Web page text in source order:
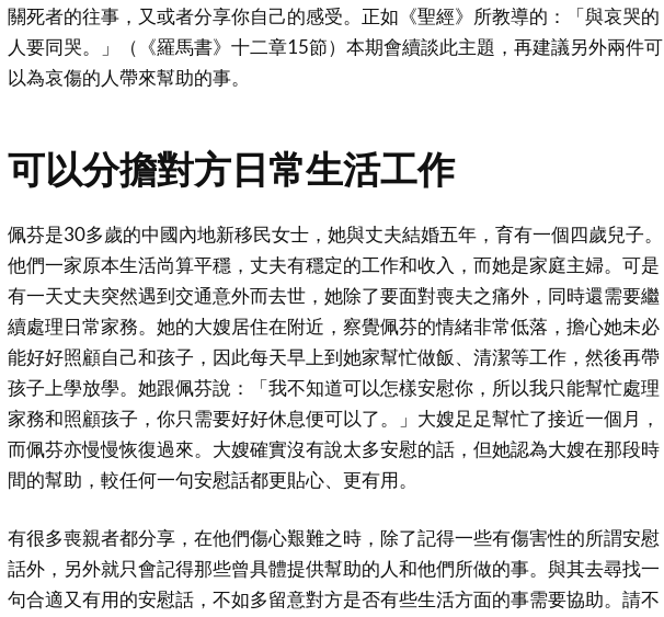
關死者的往事，又或者分享你自己的感受。正如《聖經》所教導的：「與哀哭的
人要同哭。」（《羅馬書》十二章15節）本期會續談此主題，再建議另外兩件可
以為哀傷的人帶來幫助的事。
可以分擔對方日常生活工作
佩芬是30多歲的中國內地新移民女士，她與丈夫結婚五年，育有一個四歲兒子。
他們一家原本生活尚算平穩，丈夫有穩定的工作和收入，而她是家庭主婦。可是
有一天丈夫突然遇到交通意外而去世，她除了要面對喪夫之痛外，同時還需要繼
續處理日常家務。她的大嫂居住在附近，察覺佩芬的情緒非常低落，擔心她未必
能好好照顧自己和孩子，因此每天早上到她家幫忙做飯、清潔等工作，然後再帶
孩子上學放學。她跟佩芬說：「我不知道可以怎樣安慰你，所以我只能幫忙處理
家務和照顧孩子，你只需要好好休息便可以了。」大嫂足足幫忙了接近一個月，
而佩芬亦慢慢恢復過來。大嫂確實沒有說太多安慰的話，但她認為大嫂在那段時
間的幫助，較任何一句安慰話都更貼心、更有用。
有很多喪親者都分享，在他們傷心艱難之時，除了記得一些有傷害性的所謂安慰
話外，另外就只會記得那些曾具體提供幫助的人和他們所做的事。與其去尋找一
句合適又有用的安慰話，不如多留意對方是否有些生活方面的事需要協助。請不